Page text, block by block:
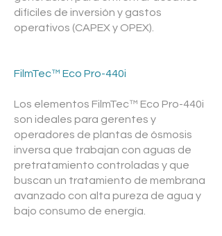
difíciles de inversión y gastos
operativos (CAPEX y OPEX).
FilmTec™ Eco Pro-440i
Los elementos FilmTec™ Eco Pro-440i
son ideales para gerentes y
operadores de plantas de ósmosis
inversa que trabajan con aguas de
pretratamiento controladas y que
buscan un tratamiento de membrana
avanzado con alta pureza de agua y
bajo consumo de energía.